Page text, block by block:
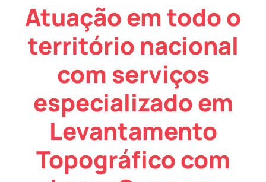
Atuação em todo o
território nacional
com serviços
especializado em
Levantamento
Topográfico com